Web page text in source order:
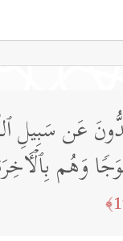
عَن سَبِیلِ
وَهُم